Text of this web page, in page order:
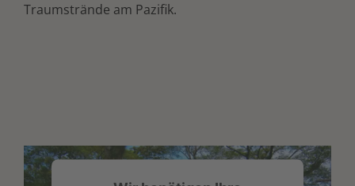
Traumstrände am Pazifik.